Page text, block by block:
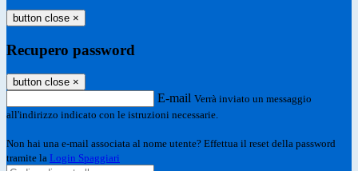
button close ×
Recupero password
button close ×
E-mail Verrà inviato un messaggio
all'indirizzo indicato con le istruzioni necessarie.
Non hai una e-mail associata al nome utente? Effettua il reset della password
tramite la Login Spaggiari